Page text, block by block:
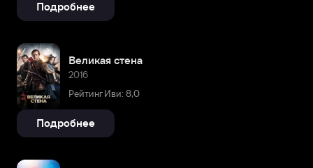
Подробнее
Великая стена
2016
Рейтинг Иви: 8,0
Подробнее